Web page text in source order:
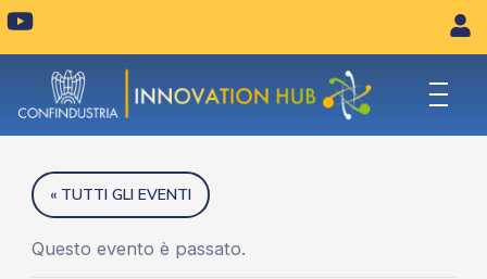
Y
o
t
u
e
« TUTTI GLI EVENTI
Questo evento è passato.